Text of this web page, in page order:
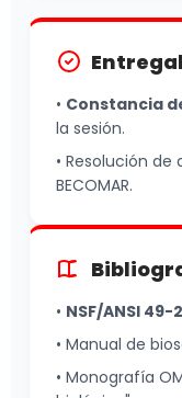
• Constancia
la sesión.
• Resolución
BECOMAR.
• NSF/ANSI 49-
• Manual de
• Monografía